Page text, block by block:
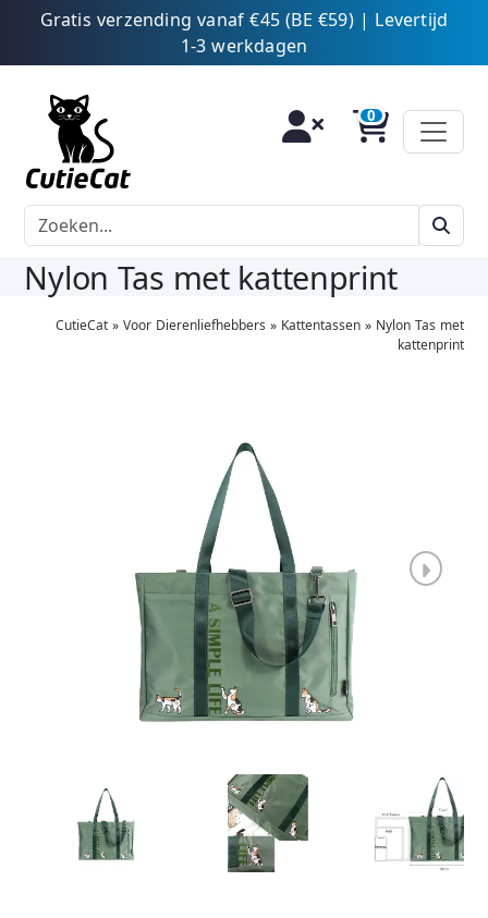
Gratis verzending vanaf €45 (BE €59) | Levertijd
1-3 werkdagen
Nylon Tas met kattenprint
CutieCat» Voor Dierenliefhebbers » Kattentassen» Nylon Tas met
kattenprint